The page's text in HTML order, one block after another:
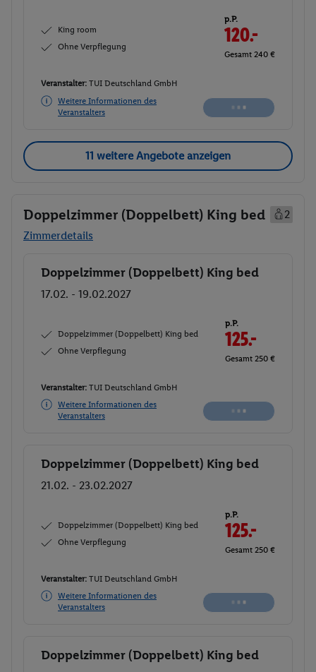
King room
Ohne Verpflegung
p.P.
120.-
Gesamt 240 €
Veranstalter: TUI Deutschland GmbH
Weitere Informationen des
Veranstalters
verfügbar
11 weitere Angebote anzeigen
Doppelzimmer (Doppelbett) King bed
2
Zimmerdetails
Buchen
Doppelzimmer (Doppelbett) King bed
17.02. - 19.02.2027
Doppelzimmer (Doppelbett) King bed
Ohne Verpflegung
p.P.
126.-
Gesamt 252 €
Veranstalter: TUI Deutschland GmbH
Weitere Informationen des
Veranstalters
Buchen
Buchen
Doppelzimmer (Doppelbett) King bed
21.02. - 23.02.2027
Doppelzimmer (Doppelbett) King bed
Ohne Verpflegung
p.P.
126.-
Gesamt 252 €
Veranstalter: TUI Deutschland GmbH
Weitere Informationen des
Veranstalters
Buchen
Buchen
Doppelzimmer (Doppelbett) King bed